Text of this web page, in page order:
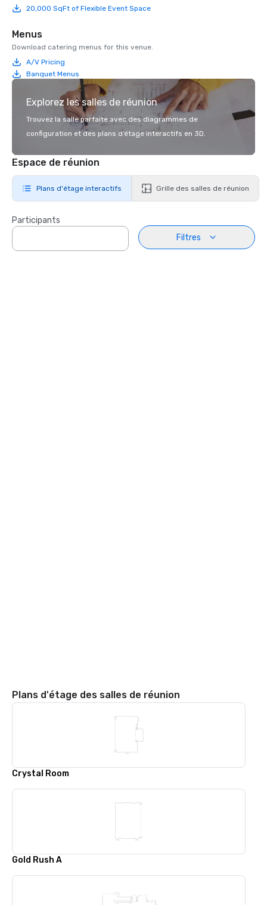
20,000 SqFt of Flexible Event Space
Menus
Download catering menus for this venue.
A/V Pricing
Banquet Menus
Explorez les salles de réunion
Trouvez la salle parfaite avec des diagrammes de
configuration et des plans d’étage interactifs en 3D.
Espace de réunion
Plans d'étage interactifs Grille des salles de réunion
Participants
Filtres
Plans d'étage des salles de réunion
Crystal Room
Gold Rush A